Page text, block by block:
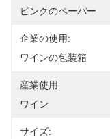
ピンクのペーパー
企業の使用:
ワインの包装箱
産業使用:
ワイン
サイズ: